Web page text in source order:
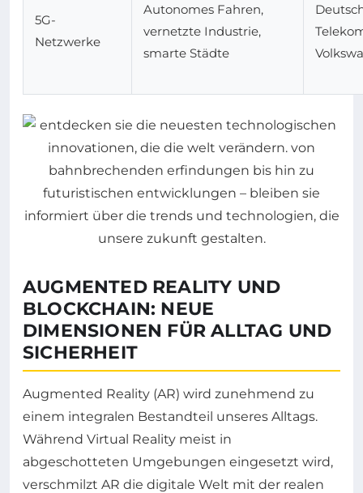
5G-
Netzwerke
Autonomes Fahren,
vernetzte Industrie,
smarte Städte
AUGMENTED REALITY UND
BLOCKCHAIN: NEUE
DIMENSIONEN FÜR ALLTAG UND
SICHERHEIT
Augmented Reality (AR) wird zunehmend zu
einem integralen Bestandteil unseres Alltags.
Während Virtual Reality meist in
abgeschotteten Umgebungen eingesetzt wird,
verschmilzt AR die digitale Welt mit der realen